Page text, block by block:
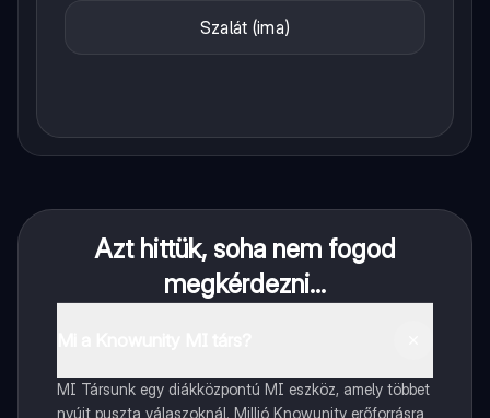
Szalát (ima)
Azt hittük, soha nem fogod
megkérdezni...
MI Társunk egy diákközpontú MI eszköz, amely többet
nyújt puszta válaszoknál. Millió Knowunity erőforrásra